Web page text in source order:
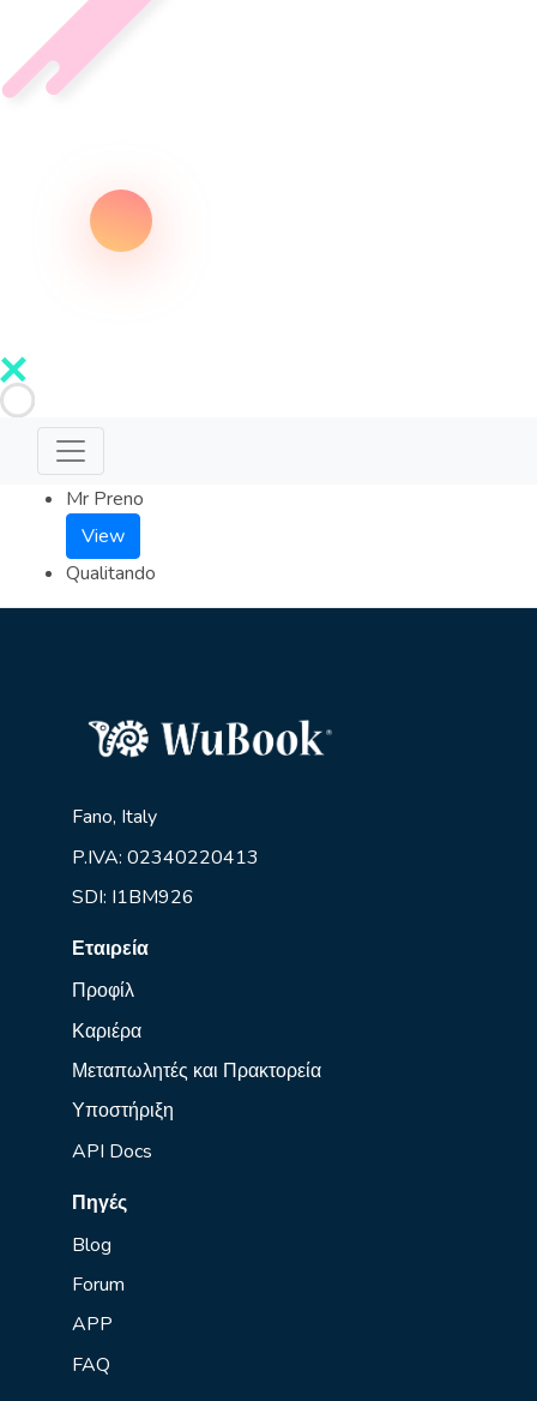
Mr Preno
View
Qualitando
Fano, Italy
P.IVA: 02340220413
SDI: I1BM926
Εταιρεία
Προφίλ
Καριέρα
Μεταπωλητές και Πρακτορεία
Υποστήριξη
API Docs
Πηγές
Blog
Forum
APP
FAQ